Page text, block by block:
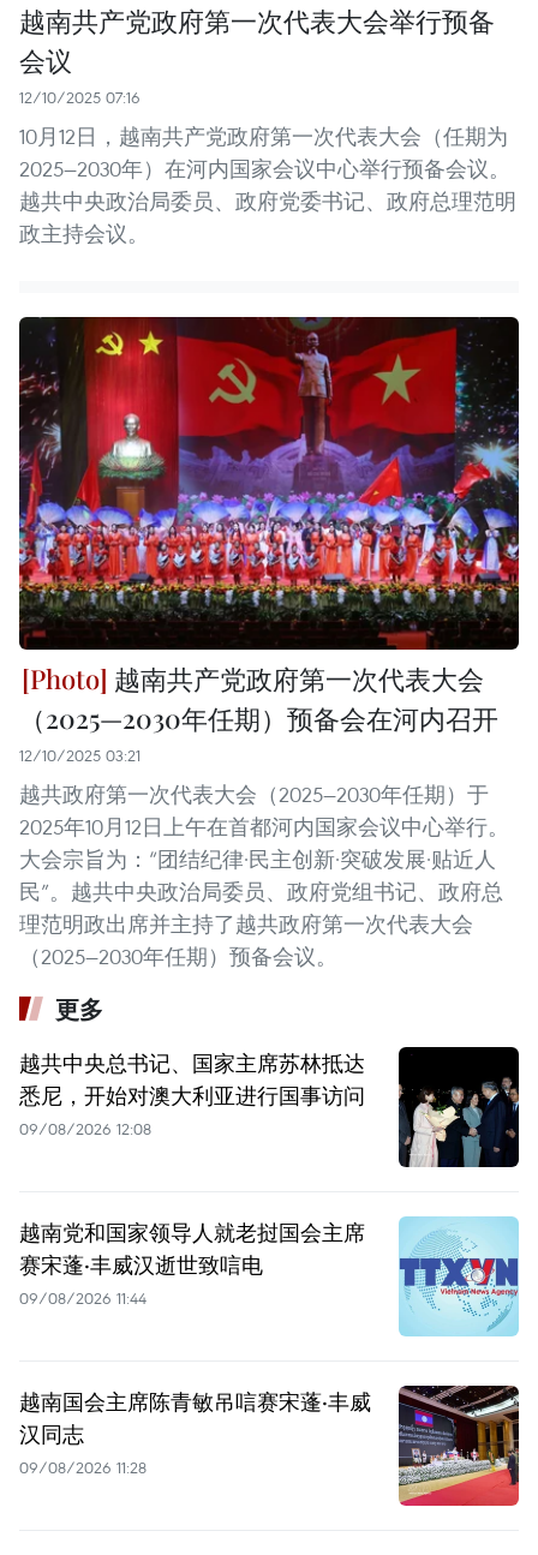
越南共产党政府第一次代表大会举行预备
会议
12/10/2025 07:16
10月12日，越南共产党政府第一次代表大会（任期为
2025—2030年）在河内国家会议中心举行预备会议。
越共中央政治局委员、政府党委书记、政府总理范明
政主持会议。
越南共产党政府第一次代表大会
（2025—2030年任期）预备会在河内召开
12/10/2025 03:21
越共政府第一次代表大会（2025—2030年任期）于
2025年10月12日上午在首都河内国家会议中心举行。
大会宗旨为：“团结纪律·民主创新·突破发展·贴近人
民”。越共中央政治局委员、政府党组书记、政府总
理范明政出席并主持了越共政府第一次代表大会
（2025—2030年任期）预备会议。
更多
越共中央总书记、国家主席苏林抵达
悉尼，开始对澳大利亚进行国事访问
09/08/2026 12:08
越南党和国家领导人就老挝国会主席
赛宋蓬·丰威汉逝世致唁电
09/08/2026 11:44
越南国会主席陈青敏吊唁赛宋蓬·丰威
汉同志
09/08/2026 11:28